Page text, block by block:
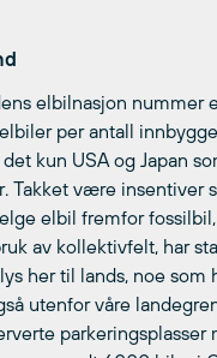
elbilnasjon nummer
per antall
kun USA og Japan
Takket være insentiver
elbil fremfor
av kollektivfelt, har
her til lands, noe som
utenfor våre
parkeringsplasser